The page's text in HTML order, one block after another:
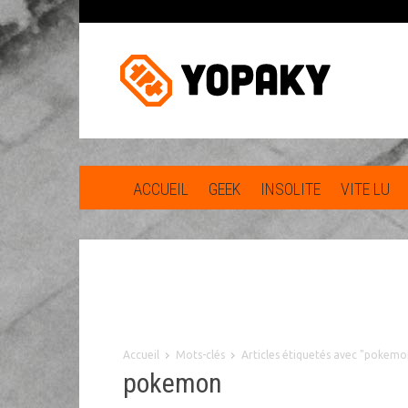
ACCUEIL GEEK INSOLITE VITE LU
Accueil Mots-clés Articles étiquetés avec
pokemon